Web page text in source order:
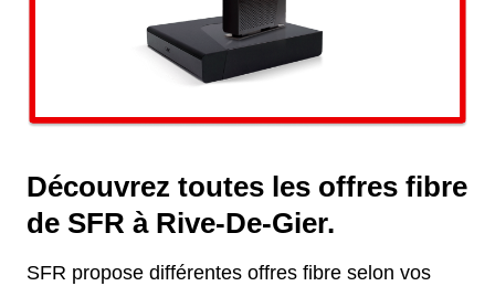
Découvrez toutes les offres fibre
de SFR à Rive-De-Gier.
SFR propose différentes offres fibre selon vos